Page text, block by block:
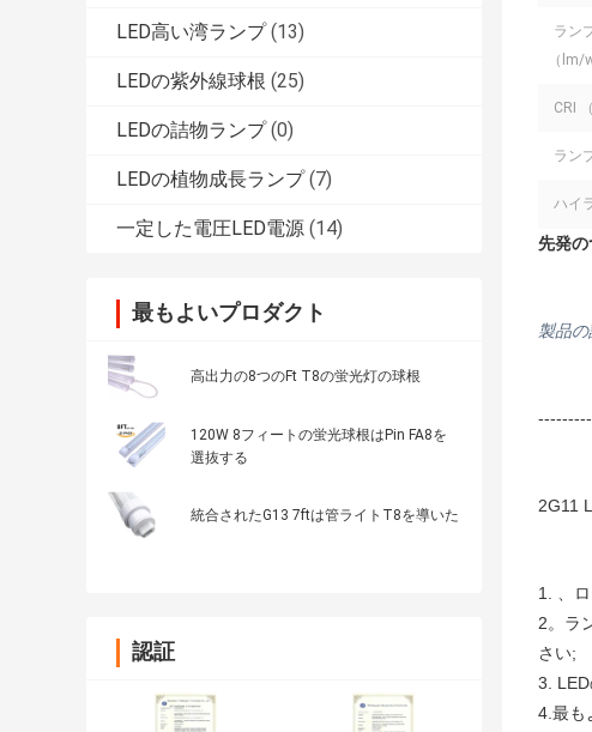
LED高い湾ランプ (13)
LEDの紫外線球根 (25)
LEDの詰物ランプ (0)
LEDの植物成長ランプ (7)
一定した電圧LED電源 (14)
最もよいプロダクト
高出力の8つのFt T8の蛍光灯の球根
120W 8フィートの蛍光球根はPin FA8を
選抜する
統合されたG13 7ftは管ライトT8を導いた
認証
ラン
（lm/
CRI
ラン
ハイ
先発
製品
2G11
1. 、
2。ラ
さい;
3.
4.最も